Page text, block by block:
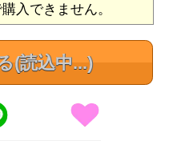
入できません。
(読込中...)